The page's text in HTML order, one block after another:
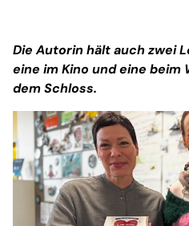
Die Autorin hält auch zwei
eine im Kino und eine
dem Schloss.